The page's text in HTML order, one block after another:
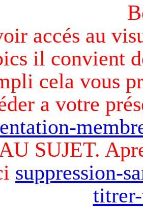
accés au
il convient
cela vous
a votre
SUJET.
suppression-